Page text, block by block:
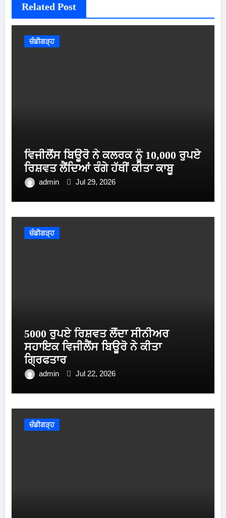
Related Post
ਚੰਡੀਗੜ੍ਹ
ਵਿਜੀਲੈਂਸ ਬਿਊਰੋ ਨੇ ਕਲਰਕ ਨੂੰ 10,000 ਰੁਪਏ
ਰਿਸ਼ਵਤ ਲੈਂਦਿਆਂ ਰੰਗੇ ਹੱਥੀਂ ਕੀਤਾ ਕਾਬੂ
admin Jul 29, 2026
ਚੰਡੀਗੜ੍ਹ
5000 ਰੁਪਏ ਰਿਸ਼ਵਤ ਲੈਂਦਾ ਸੀਨੀਅਰ
ਸਹਾਇਕ ਵਿਜੀਲੈਂਸ ਬਿਊਰੋ ਨੇ ਕੀਤਾ
ਗ੍ਰਿਫਤਾਰ
admin Jul 22, 2026
ਚੰਡੀਗੜ੍ਹ